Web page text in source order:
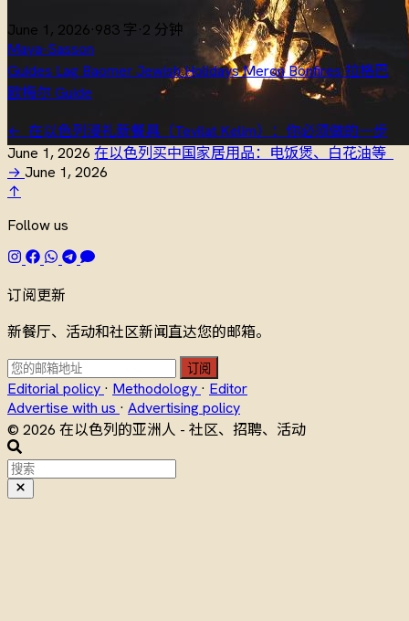
June 1, 2026·983 字·2 分钟
Maya-Sasson
Guides Lag BaomerJewish HolidaysMeronBonfires拉格巴
欧梅尔Guide
← 在以色列浸礼新餐具（Tevilat Kelim）：你必须做的一步
June 1, 2026 在以色列买中国家居用品：电饭煲、白花油等
→ June 1, 2026
↑
Follow us
订阅更新
新餐厅、活动和社区新闻直达您的邮箱。
订阅
Editorial policy · Methodology · Editor
Advertise with us · Advertising policy
© 2026 在以色列的亚洲人 - 社区、招聘、活动